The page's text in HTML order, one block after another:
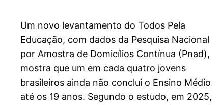
Um novo levantamento do Todos Pela
Educação, com dados da Pesquisa Nacional
por Amostra de Domicílios Contínua (Pnad),
mostra que um em cada quatro jovens
brasileiros ainda não conclui o Ensino Médio
até os 19 anos. Segundo o estudo, em 2025,